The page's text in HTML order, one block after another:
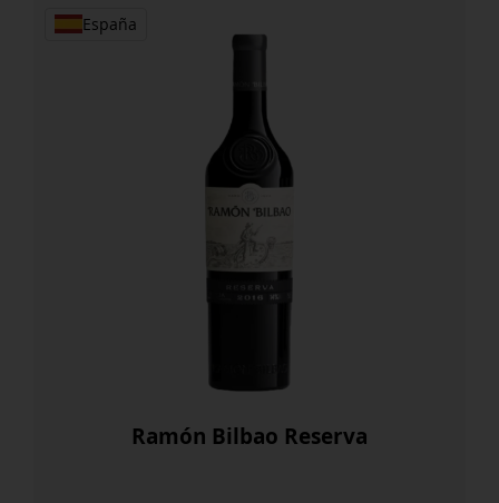
España
Ramón Bilbao Reserva